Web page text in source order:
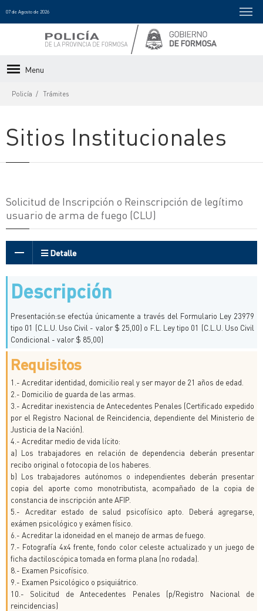
07 de Agosto de 2026
Menu
Policía Trámites
Sitios Institucionales
Solicitud de Inscripción o Reinscripción de legítimo
usuario de arma de fuego (CLU)
Detalle
Descripción
Presentación:se efectúa únicamente a través del Formulario Ley 23979
tipo 01 (C.L.U. Uso Civil - valor $ 25,00) o F.L. Ley tipo 01 (C.L.U. Uso Civil
Condicional - valor $ 85,00)
Requisitos
1.- Acreditar identidad, domicilio real y ser mayor de 21 años de edad.
2.- Domicilio de guarda de las armas.
3.- Acreditar inexistencia de Antecedentes Penales (Certificado expedido
por el Registro Nacional de Reincidencia, dependiente del Ministerio de
Justicia de la Nación).
4.- Acreditar medio de vida lícito:
a) Los trabajadores en relación de dependencia deberán presentar
recibo original o fotocopia de los haberes.
b) Los trabajadores autónomos o independientes deberán presentar
copia del aporte como monotributista, acompañado de la copia de
constancia de inscripción ante AFIP.
5.- Acreditar estado de salud psicofísico apto. Deberá agregarse,
exámen psicológico y exámen físico.
6.- Acreditar la idoneidad en el manejo de armas de fuego.
7.- Fotografía 4x4 frente, fondo color celeste actualizado y un juego de
ficha dactiloscópica tomada en forma plana (no rodada).
8.- Examen Psicofísico.
9.- Examen Psicológico o psiquiátrico.
10.- Solicitud de Antecedentes Penales (p/Registro Nacional de
reincidencias)